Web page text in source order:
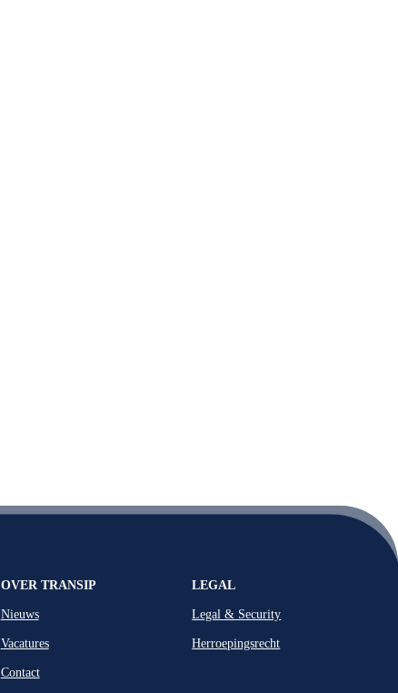
OVER TRANSIP
Nieuws
Vacatures
Contact
LEGAL
Legal & Security
Herroepingsrecht